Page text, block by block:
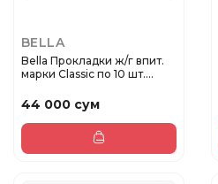
BELLA
Bella Прокладки ж/г впит.
марки Classic по 10 шт....
44 000 сум